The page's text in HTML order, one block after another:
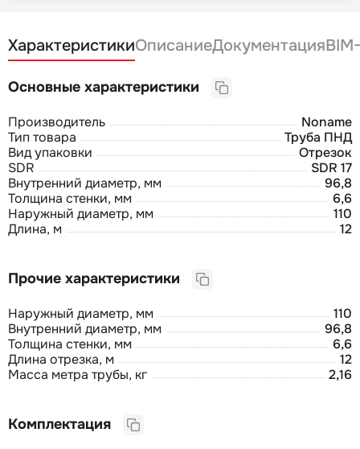
ХарактеристикиОписаниеДокументация
Основные характеристики
Производитель
Noname
Тип товара
Труба ПНД
Вид упаковки
Отрезок
SDR
SDR 17
Внутренний диаметр, мм
96,8
Толщина стенки, мм
6,6
Наружный диаметр, мм
110
Длина, м
12
Прочие характеристики
Наружный диаметр, мм
110
Внутренний диаметр, мм
96,8
Толщина стенки, мм
6,6
Длина отрезка, м
12
Масса метра трубы, кг
2,16
Комплектация